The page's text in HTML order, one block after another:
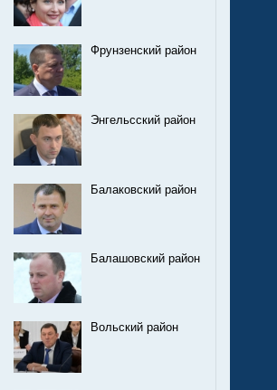
Фрунзенский район
Энгельсский район
Балаковский район
Балашовский район
Вольский район